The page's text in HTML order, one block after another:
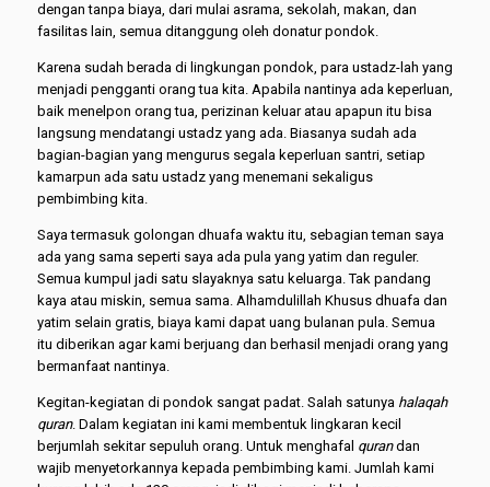
dengan tanpa biaya, dari mulai asrama, sekolah, makan, dan
fasilitas lain, semua ditanggung oleh donatur pondok.
Karena sudah berada di lingkungan pondok, para ustadz-lah yang
menjadi pengganti orang tua kita. Apabila nantinya ada keperluan,
baik menelpon orang tua, perizinan keluar atau apapun itu bisa
langsung mendatangi ustadz yang ada. Biasanya sudah ada
bagian-bagian yang mengurus segala keperluan santri, setiap
kamarpun ada satu ustadz yang menemani sekaligus
pembimbing kita.
Saya termasuk golongan dhuafa waktu itu, sebagian teman saya
ada yang sama seperti saya ada pula yang yatim dan reguler.
Semua kumpul jadi satu slayaknya satu keluarga. Tak pandang
kaya atau miskin, semua sama. Alhamdulillah Khusus dhuafa dan
yatim selain gratis, biaya kami dapat uang bulanan pula. Semua
itu diberikan agar kami berjuang dan berhasil menjadi orang yang
bermanfaat nantinya.
Kegitan-kegiatan di pondok sangat padat. Salah satunya halaqah
quran. Dalam kegiatan ini kami membentuk lingkaran kecil
berjumlah sekitar sepuluh orang. Untuk menghafal qurandan
wajib menyetorkannya kepada pembimbing kami. Jumlah kami